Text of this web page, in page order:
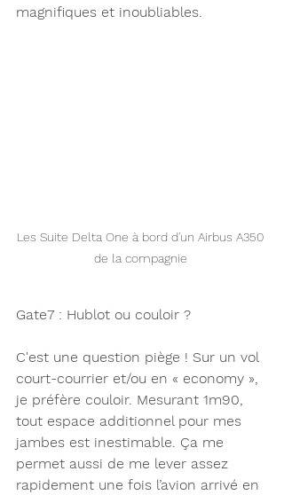
magnifiques et inoubliables.
Les Suite Delta One à bord d'un Airbus A350
de la compagnie
Gate7 : Hublot ou couloir ?
C'est une question piège ! Sur un vol
court-courrier et/ou en « economy »,
je préfère couloir. Mesurant 1m90,
tout espace additionnel pour mes
jambes est inestimable. Ça me
permet aussi de me lever assez
rapidement une fois l’avion arrivé en